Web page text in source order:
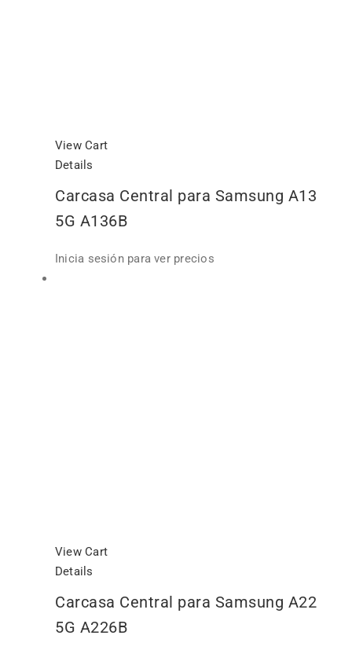
View Cart
Details
Carcasa Central para Samsung A13
5G A136B
Inicia sesión para ver precios
View Cart
Details
Carcasa Central para Samsung A22
5G A226B